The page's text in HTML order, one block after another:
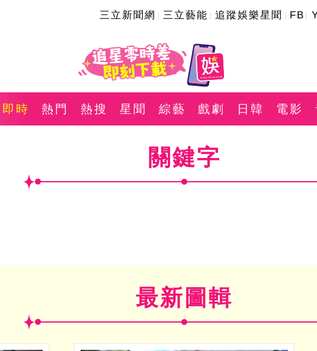
三立新聞網 三立藝能 追蹤娛樂星聞 FB
即時 熱門 熱搜 星聞 綜藝 戲劇 日韓 電影
關鍵字
最新圖輯